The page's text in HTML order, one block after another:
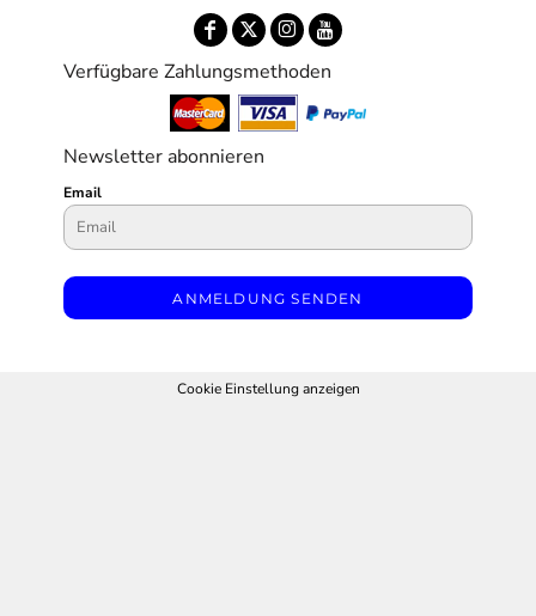
Verfügbare Zahlungsmethoden
Newsletter abonnieren
Email
ANMELDUNG SENDEN
Cookie Einstellung anzeigen